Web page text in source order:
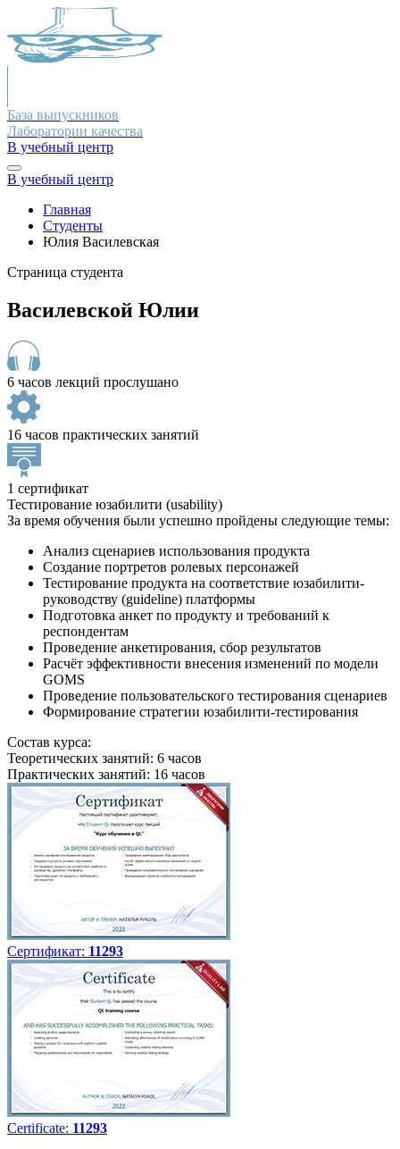
База выпускников
Лаборатории качества
В учебный центр
В учебный центр
Главная
Студенты
Юлия Василевская
Страница студента
Василевской Юлии
6 часов лекций прослушано
16 часов практических занятий
1 сертификат
Тестирование юзабилити (usability)
За время обучения были успешно пройдены следующие темы:
Анализ сценариев использования продукта
Создание портретов ролевых персонажей
Тестирование продукта на соответствие юзабилити-
руководству (guideline) платформы
Подготовка анкет по продукту и требований к
респондентам
Проведение анкетирования, сбор результатов
Расчёт эффективности внесения изменений по модели
GOMS
Проведение пользовательского тестирования сценариев
Формирование стратегии юзабилити-тестирования
Состав курса:
Теоретических занятий: 6 часов
Практических занятий: 16 часов
Сертификат: 11293
Certificate: 11293